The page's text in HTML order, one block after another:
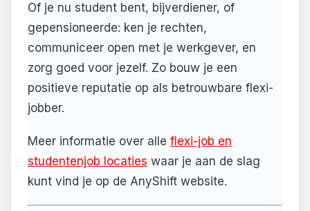
Of je nu student bent, bijverdiener, of
gepensioneerde: ken je rechten,
communiceer open met je werkgever, en
zorg goed voor jezelf. Zo bouw je een
positieve reputatie op als betrouwbare flexi-
jobber.
Meer informatie over alle flexi-job en
studentenjob locaties waar je aan de slag
kunt vind je op de AnyShift website.